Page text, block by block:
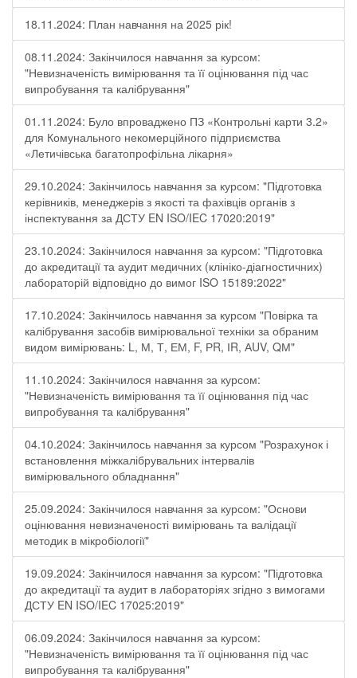
18.11.2024: План навчання на 2025 рік!
08.11.2024: Закінчилося навчання за курсом:
"Невизначеність вимірювання та її оцінювання під час
випробування та калібрування"
01.11.2024: Було впроваджено ПЗ «Контрольні карти 3.2»
для Комунального некомерційного підприємства
«Летичівська багатопрофільна лікарня»
29.10.2024: Закінчилось навчання за курсом: "Підготовка
керівників, менеджерів з якості та фахівців органів з
інспектування за ДСТУ EN ISO/IEC 17020:2019"
23.10.2024: Закінчилося навчання за курсом: "Підготовка
до акредитації та аудит медичних (клініко-діагностичних)
лабораторій відповідно до вимог ISO 15189:2022"
17.10.2024: Закінчилось навчання за курсом "Повірка та
калібрування засобів вимірювальної техніки за обраним
видом вимірювань: L, М, Т, ЕМ, F, РR, ІR, АUV, QМ"
11.10.2024: Закінчилося навчання за курсом:
"Невизначеність вимірювання та її оцінювання під час
випробування та калібрування"
04.10.2024: Закінчилось навчання за курсом "Розрахунок і
встановлення міжкалібрувальних інтервалів
вимірювального обладнання"
25.09.2024: Закінчилося навчання за курсом: "Основи
оцінювання невизначеності вимірювань та валідації
методик в мікробіології"
19.09.2024: Закінчилося навчання за курсом: "Підготовка
до акредитації та аудит в лабораторіях згідно з вимогами
ДСТУ EN ISO/IEC 17025:2019"
06.09.2024: Закінчилося навчання за курсом:
"Невизначеність вимірювання та її оцінювання під час
випробування та калібрування"